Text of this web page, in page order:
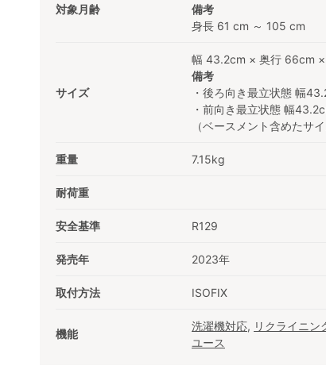
対象月齢
備考
身長 61 cm ～ 105 cm
サイズ
幅 43.2cm × 奥行 66cm
備考
・後ろ向き最立状態 幅
・前向き最立状態 幅
（ベースメント含めたサイ
重量 7.15kg
耐荷重
安全基準 R129
発売年 2023年
取付方法 ISOFIX
機能
洗濯機対応, リクライニン
ユース